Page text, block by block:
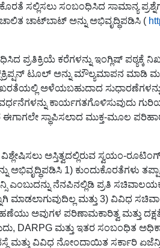
ಸಲ್ಲಿಸಲು ಸಂಬಂಧಿಸಿದ ಸಾಮಾನ್ಯ
ಚಾಟ್‌ಬಾಟ್ ಅನ್ನು ಅಭಿವೃದ್ಧಿಪಡಿಸಿ (
ಪ್ರತಿಕ್ರಿಯೆ ಕರೆಗಳನ್ನು ಇಂಗ್ಲಿಷ್ ಪಠ್ಯಕ್ಕೆ
ಟೂಲ್ ಅನ್ನು ಮೌಲ್ಯಮಾಪನ ಮಾಡಿ
ಅಳೆಯಬಹುದಾದ
ಕಾರ್ಯಗತಗೊಳಿಸುವುದು
ಈಗಾಗಲೇ ಸ್ಥಾಪಿಸಲಾದ ಮುಕ್ತ-ಮೂಲ
ವಿಶ್ಲೇಷಿಸಲು ಅಸ್ತಿತ್ವದಲ್ಲಿರುವ ಸ್ವಯಂ-
ಅಭಿವೃದ್ಧಿಪಡಿಸಿ 1) ಕುಂದುಕೊರತೆಗಳು
ಎಂಬುದನ್ನು ನೆನಪಿನಲ್ಲಿಡಿ ಪ್ರತಿ
ಮಾಡಲಾಗುವುದಿಲ್ಲ ಮತ್ತು 3) ವಿವಿಧ
ಅವುಗಳ ಪರಿಣಾಮಕಾರಿತ್ವ ಮತ್ತು
DARPG ಮತ್ತು ಇತರ ಸಂಬಂಧಿತ
ಮತ್ತು ವಿವಿಧ ನೋಂದಾಯಿತ ಸರ್ಕಾರಿ